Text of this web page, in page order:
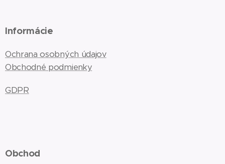
Informácie
Ochrana osobných údajov
Obchodné podmienky
GDPR
Obchod